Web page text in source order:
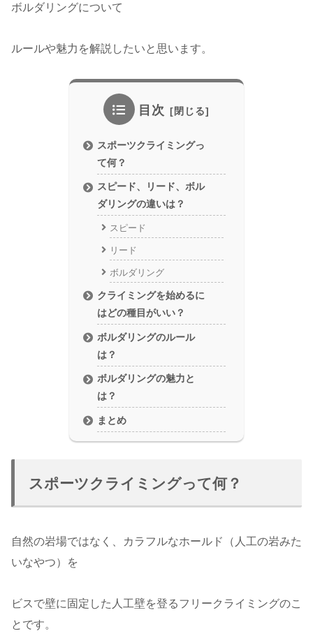
ボルダリングについて
ルールや魅力を解説したいと思います。
目次
スポーツクライミングっ
て何？
スピード、リード、ボル
ダリングの違いは？
スピード
リード
ボルダリング
クライミングを始めるに
はどの種目がいい？
ボルダリングのルール
は？
ボルダリングの魅力と
は？
まとめ
スポーツクライミングって何？
自然の岩場ではなく、カラフルなホールド（人工の岩みた
いなやつ）を
ビスで壁に固定した人工壁を登るフリークライミングのこ
とです。